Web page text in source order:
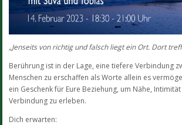
„Jenseits von richtig und falsch liegt ein Ort. Dort
Berührung ist in der Lage, eine tiefere Verbindung
Menschen zu erschaffen als Worte allein es
ein Geschenk für Eure Beziehung, um Nähe,
Verbindung zu erleben.
Dich erwarten: